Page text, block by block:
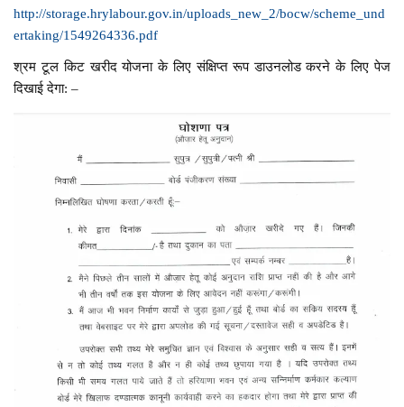
http://storage.hrylabour.gov.in/uploads_new_2/bocw/scheme_und
ertaking/1549264336.pdf
श्रम टूल किट खरीद योजना के लिए संक्षिप्त रूप डाउनलोड करने के लिए पेज
दिखाई देगा: –